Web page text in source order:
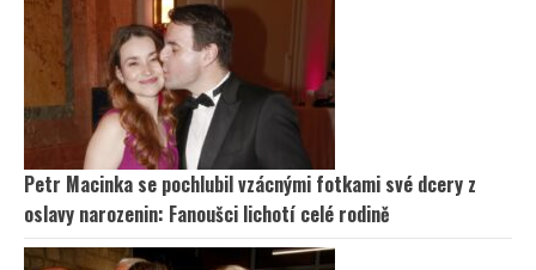
Petr Macinka se pochlubil vzácnými fotkami své dcery z
oslavy narozenin: Fanoušci lichotí celé rodině